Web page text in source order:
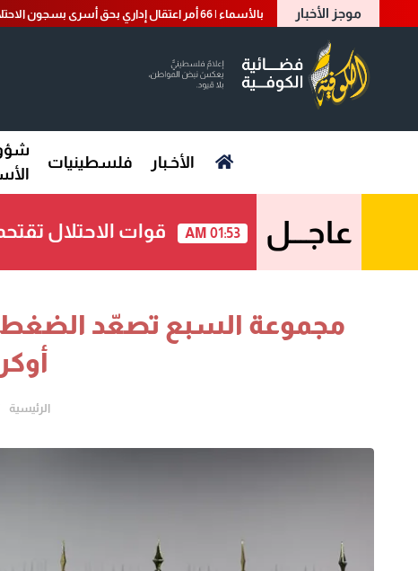
موجز الأخبار بالأسماء | 66 أمر اعتقال إداري بحق أسرى بسجون الاحتلال
الأخـبار فلسطينيات
عاجـــل 01:53 AM قوات الاحتلال
مجموعة السبع تصعّد الضغط
الرئيسية